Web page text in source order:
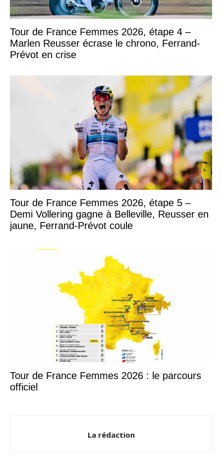
Tour de France Femmes 2026, étape 4 –
Marlen Reusser écrase le chrono, Ferrand-
Prévot en crise
Tour de France Femmes 2026, étape 5 –
Demi Vollering gagne à Belleville, Reusser en
jaune, Ferrand-Prévot coule
Tour de France Femmes 2026 : le parcours
officiel
La rédaction